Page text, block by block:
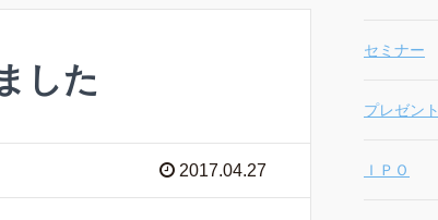
した
2017.04.27
セミナー
プレゼント
ＩＰＯ